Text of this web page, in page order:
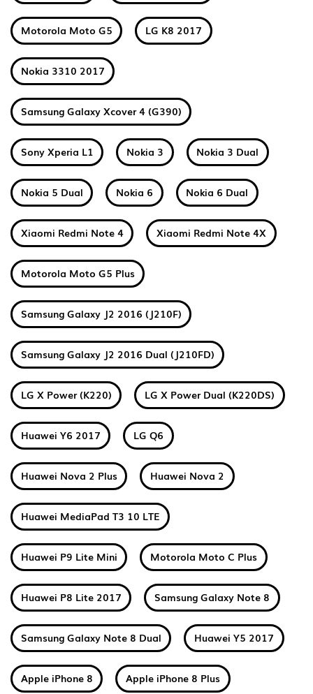
Motorola Moto G5 LG K8 2017
Nokia 3310 2017
Samsung Galaxy Xcover 4 (G390)
Sony Xperia L1 Nokia 3 Nokia 3 Dual
Nokia 5 Dual Nokia 6 Nokia 6 Dual
Xiaomi Redmi Note 4 Xiaomi Redmi Note 4X
Motorola Moto G5 Plus
Samsung Galaxy J2 2016 (J210F)
Samsung Galaxy J2 2016 Dual (J210FD)
LG X Power (K220) LG X Power Dual (K220DS)
Huawei Y6 2017 LG Q6
Huawei Nova 2 Plus Huawei Nova 2
Huawei MediaPad T3 10 LTE
Huawei P9 Lite Mini Motorola Moto C Plus
Huawei P8 Lite 2017 Samsung Galaxy Note 8
Samsung Galaxy Note 8 Dual Huawei Y5 2017
Apple iPhone 8 Apple iPhone 8 Plus